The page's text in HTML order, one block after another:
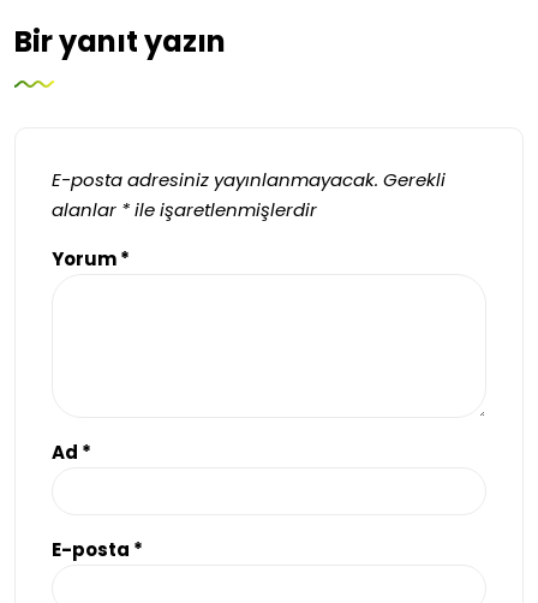
Bir yanıt yazın
E-posta adresiniz yayınlanmayacak. Gerekli
alanlar *ile işaretlenmişlerdir
Yorum*
Ad *
E-posta *